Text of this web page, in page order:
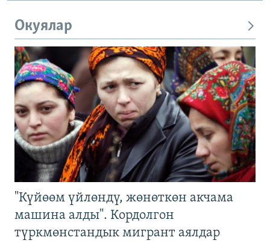
Окуялар
"Күйөөм үйлөндү, жөнөткөн акчама
машина алды". Кордолгон
түркмөнстандык мигрант аялдар